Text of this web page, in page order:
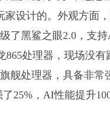
家设计的。外观方面
了黑鲨之眼2.0，支
处理器，现场没有
舰处理器，具备非常
25%，AI性能提升